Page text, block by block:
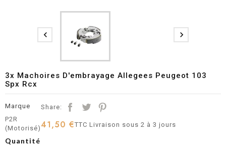
 
3x Machoires D'embrayage Allegees Peugeot 103
Spx Rcx
Marque
P2R
(Motorisé)
Share:
41,50 €TTCLivraison sous 2 à 3 jours
Quantité